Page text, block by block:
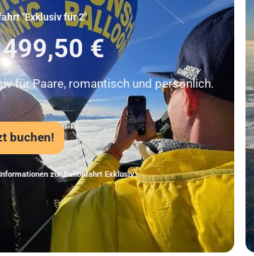
"Exklusiv für 2"
€
für Paare, romantisch und persönlich.
buchen!
zur Ballonfahrt Exklusiv